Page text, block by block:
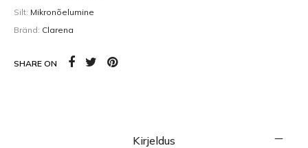
Silt: Mikronõelumine
Bränd: Clarena
SHARE ON
Kirjeldus